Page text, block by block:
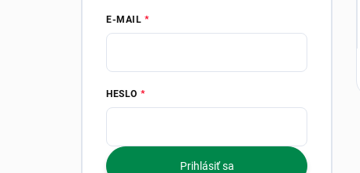
E-MAIL
HESLO
Prihlásiť sa